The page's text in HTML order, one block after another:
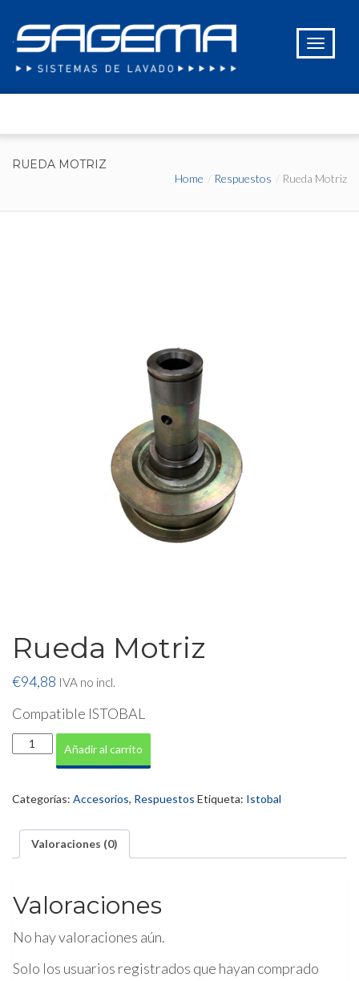
RUEDA MOTRIZ
Home Respuestos Rueda Motriz
Rueda Motriz
€94,88 IVA no incl.
Compatible ISTOBAL
Rueda
Motriz
cantidad
Añadir al carrito
Categorías: Accesorios, Respuestos Etiqueta: Istobal
Valoraciones (0)
Valoraciones
No hay valoraciones aún.
Solo los usuarios registrados que hayan comprado